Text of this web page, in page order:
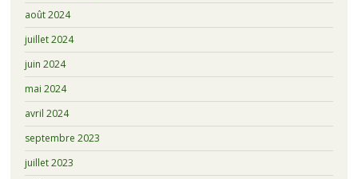
août 2024
juillet 2024
juin 2024
mai 2024
avril 2024
septembre 2023
juillet 2023